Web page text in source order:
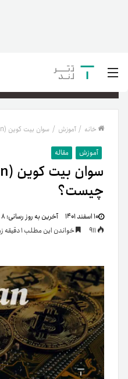
خانه / آموزش / سوان بیت کوین (Swan Bitcoin) چیست؟
آموزش مقاله
چیست؟
۱۰ اسفند ۱۴۰۱ آخرین به روز رسانی:۸ مهر ۱۴۰۳
خواندن این مطلب 1 دقیقه زمان میبرد